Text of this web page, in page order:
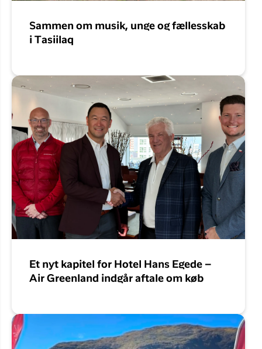
Sammen om musik, unge og fællesskab
i Tasiilaq
Et nyt kapitel for Hotel Hans Egede –
Air Greenland indgår aftale om køb